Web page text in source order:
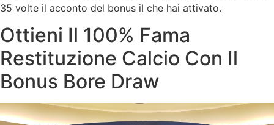
35 volte il acconto del bonus il che hai attivato.
Ottieni Il 100% Fama
Restituzione Calcio Con Il
Bonus Bore Draw